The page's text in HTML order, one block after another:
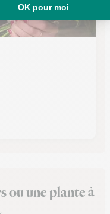
ou une plante à